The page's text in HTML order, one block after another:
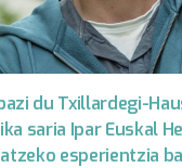
du Txillardegi-
saria Ipar Euskal
esperientzia